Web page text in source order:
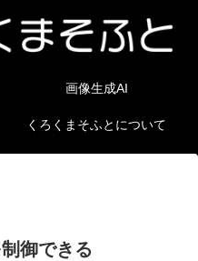
画像生成AI
くろくまそふとについて
御できる